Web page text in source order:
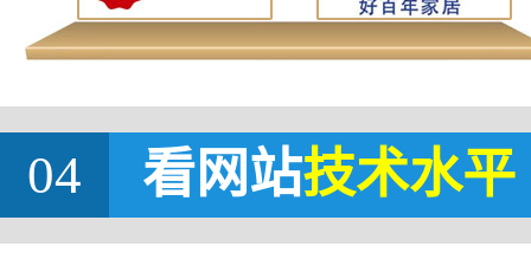
04 看网站技术水平